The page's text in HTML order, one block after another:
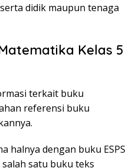
didik maupun tenaga
Kelas 5
terkait buku
referensi buku
halnya dengan buku ESPS
satu buku teks